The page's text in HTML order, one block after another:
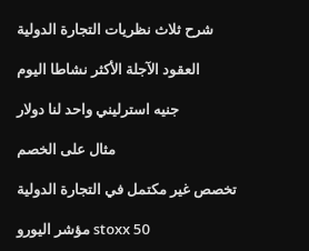
شرح ثلاث نظريات التجارة الدولية
العقود الآجلة الأكثر نشاطا اليوم
جنيه استرليني واحد لنا دولار
مثال على الخصم
تخصص غير مكتمل في التجارة الدولية
مؤشر اليورو stoxx 50